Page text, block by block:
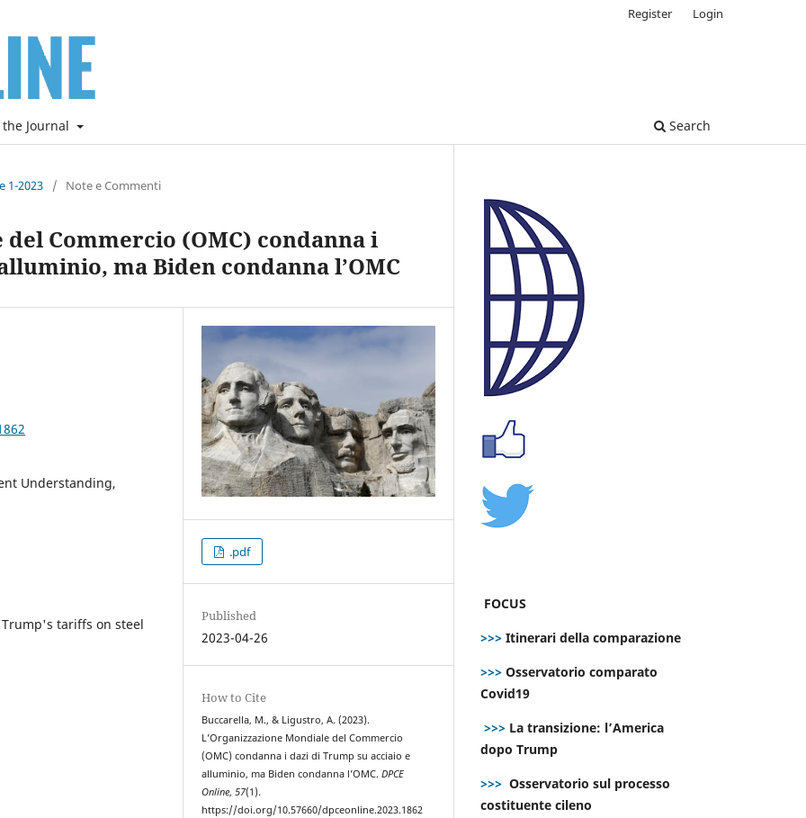
Journal Search
Register Login
1-2023 / Note e Commenti
Commercio (OMC) condanna i
ma Biden condanna l’OMC
Understanding,
tariffs on steel
.pdf
Published
2023-04-26
How to Cite
Buccarella, M., & Ligustro, A. (2023).
L’Organizzazione Mondiale del Commercio
(OMC) condanna i dazi di Trump su acciaio e
alluminio, ma Biden condanna l’OMC.DPCE
Online,57(1).
https://doi.org/10.57660/dpceonline.2023.1862
FOCUS
>>> Itinerari della comparazione
>>> Osservatorio comparato
Covid19
>>> La transizione: l’America
dopo Trump
>>> Osservatorio sul processo
costituente cileno